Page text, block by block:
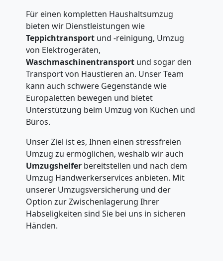
Für einen kompletten Haushaltsumzug
bieten wir Dienstleistungen wie
Teppichtransport und -reinigung, Umzug
von Elektrogeräten,
Waschmaschinentransport und sogar den
Transport von Haustieren an. Unser Team
kann auch schwere Gegenstände wie
Europaletten bewegen und bietet
Unterstützung beim Umzug von Küchen und
Büros.
Unser Ziel ist es, Ihnen einen stressfreien
Umzug zu ermöglichen, weshalb wir auch
Umzugshelfer bereitstellen und nach dem
Umzug Handwerkerservices anbieten. Mit
unserer Umzugsversicherung und der
Option zur Zwischenlagerung Ihrer
Habseligkeiten sind Sie bei uns in sicheren
Händen.